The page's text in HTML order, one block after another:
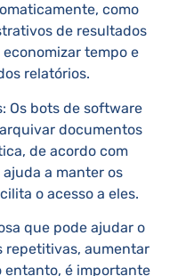
como
de resultados
tempo e
relatórios.
Os bots de software
documentos
de acordo com
a manter os
o acesso a eles.
que pode ajudar o
repetitivas, aumentar
entanto, é importante